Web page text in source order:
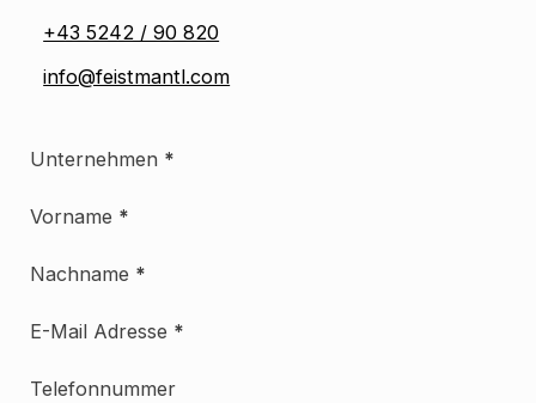
+43 5242 / 90 820
info@feistmantl.com
Unternehmen *
Vorname *
Nachname *
E-Mail Adresse *
Telefonnummer